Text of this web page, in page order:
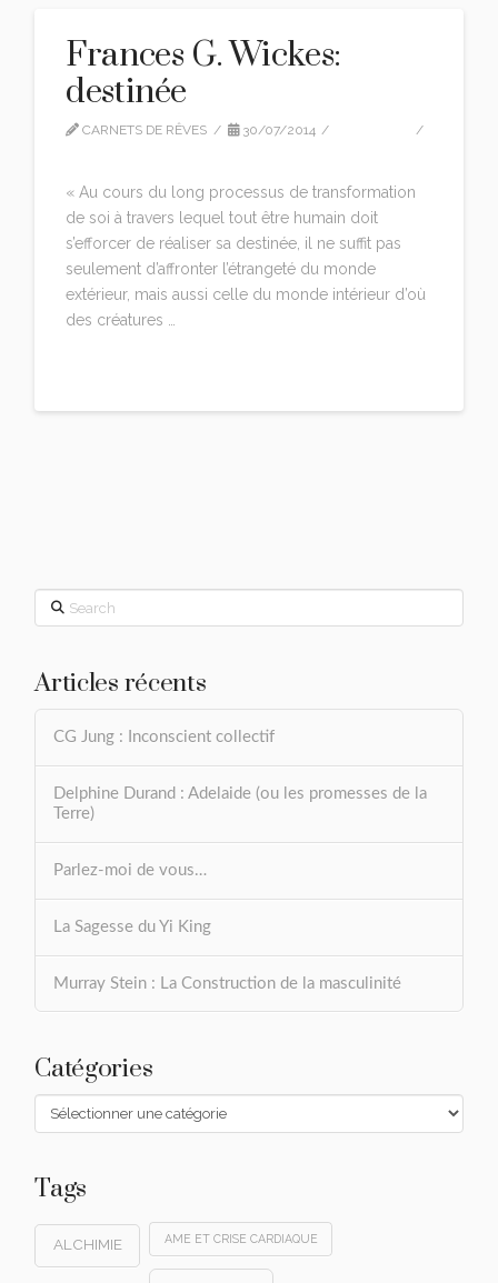
Frances G. Wickes:
destinée
CARNETS DE RÊVES 30/07/2014
« Au cours du long processus de transformation
de soi à travers lequel tout être humain doit
s’efforcer de réaliser sa destinée, il ne suffit pas
seulement d’affronter l’étrangeté du monde
extérieur, mais aussi celle du monde intérieur d’où
des créatures …
Search
Articles récents
CG Jung : Inconscient collectif
Delphine Durand : Adelaide (ou les promesses de la
Terre)
Parlez-moi de vous…
La Sagesse du Yi King
Murray Stein : La Construction de la masculinité
Catégories
Catégories
Tags
ALCHIMIE AME ET CRISE CARDIAQUE